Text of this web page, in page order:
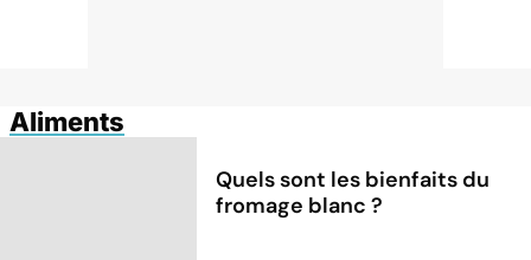
Aliments
Quels sont les bienfaits du
fromage blanc ?